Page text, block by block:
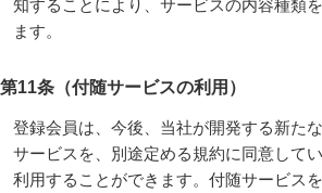
知することにより、サービスの内容種類
ます。
第11条（付随サービスの利用）
登録会員は、今後、当社が開発する新た
サービスを、別途定める規約に同意して
利用することができます。付随サービス